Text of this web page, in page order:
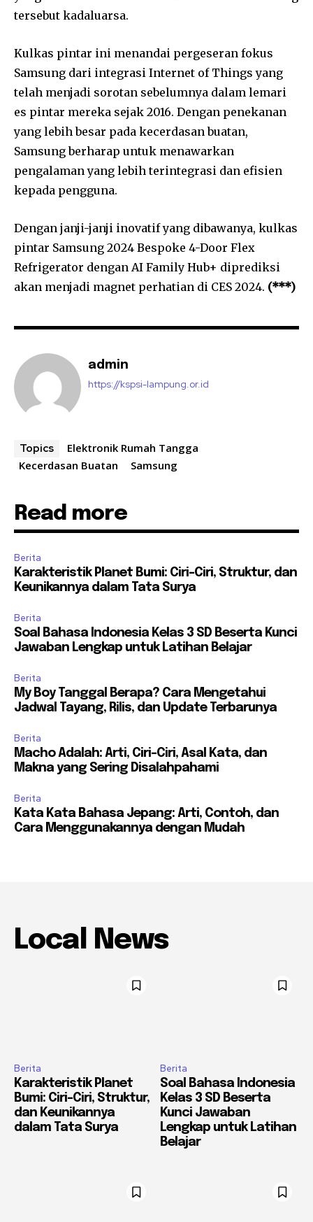
tersebut kadaluarsa.
Kulkas pintar ini menandai pergeseran fokus
Samsung dari integrasi Internet of Things yang
telah menjadi sorotan sebelumnya dalam lemari
es pintar mereka sejak 2016. Dengan penekanan
yang lebih besar pada kecerdasan buatan,
Samsung berharap untuk menawarkan
pengalaman yang lebih terintegrasi dan efisien
kepada pengguna.
Dengan janji-janji inovatif yang dibawanya, kulkas
pintar Samsung 2024 Bespoke 4-Door Flex
Refrigerator dengan AI Family Hub+ diprediksi
akan menjadi magnet perhatian di CES 2024. (***)
admin
https://kspsi-lampung.or.id
Topics
Elektronik Rumah Tangga
Kecerdasan Buatan
Samsung
Read more
Berita
Karakteristik Planet Bumi: Ciri-Ciri, Struktur, dan
Keunikannya dalam Tata Surya
Berita
Soal Bahasa Indonesia Kelas 3 SD Beserta Kunci
Jawaban Lengkap untuk Latihan Belajar
Berita
My Boy Tanggal Berapa? Cara Mengetahui
Jadwal Tayang, Rilis, dan Update Terbarunya
Berita
Macho Adalah: Arti, Ciri-Ciri, Asal Kata, dan
Makna yang Sering Disalahpahami
Berita
Kata Kata Bahasa Jepang: Arti, Contoh, dan
Cara Menggunakannya dengan Mudah
Local News
Berita
Karakteristik Planet
Bumi: Ciri-Ciri, Struktur,
dan Keunikannya
dalam Tata Surya
Berita
Soal Bahasa Indonesia
Kelas 3 SD Beserta
Kunci Jawaban
Lengkap untuk Latihan
Belajar